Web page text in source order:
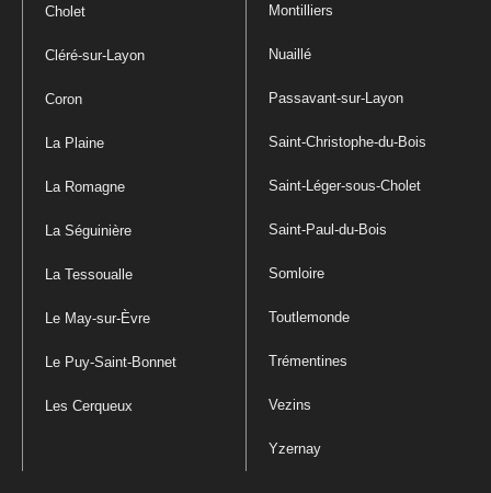
Cholet
Cléré-sur-Layon
Coron
La Plaine
La Romagne
La Séguinière
La Tessoualle
Le May-sur-Èvre
Le Puy-Saint-Bonnet
Les Cerqueux
Montilliers
Nuaillé
Passavant-sur-Layon
Saint-Christophe-du-Bois
Saint-Léger-sous-Cholet
Saint-Paul-du-Bois
Somloire
Toutlemonde
Trémentines
Vezins
Yzernay